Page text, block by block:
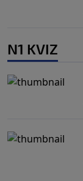
N1 KVIZ